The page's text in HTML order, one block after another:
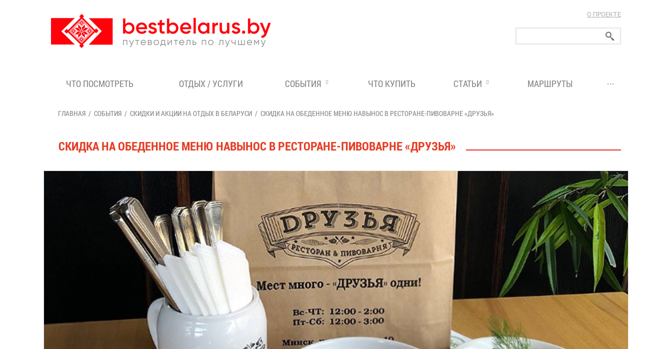
О ПРОЕКТЕ
ЧТО ПОСМОТРЕТЬ ОТДЫХ / УСЛУГИ СОБЫТИЯ ЧТО КУПИТЬ СТАТЬИ МАРШРУТЫ ...
ГЛАВНАЯ СОБЫТИЯ СКИДКИ И АКЦИИ НА ОТДЫХ В БЕЛАРУСИ СКИДКА НА ОБЕДЕННОЕ МЕНЮ НАВЫНОС В РЕСТОРАНЕ-ПИВОВАРНЕ «ДРУЗЬЯ»
СКИДКА НА ОБЕДЕННОЕ МЕНЮ НАВЫНОС В РЕСТОРАНЕ-ПИВОВАРНЕ «ДРУЗЬЯ»